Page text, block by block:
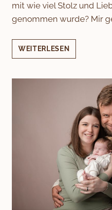
mit wie viel Stolz und
genommen wurde? Mir
WEITERLESEN
MIT